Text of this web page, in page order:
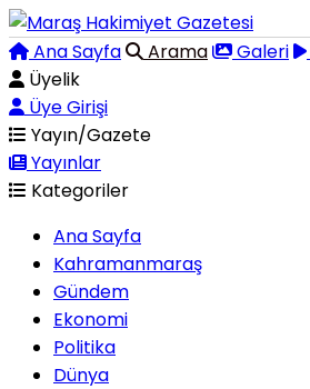
Ana Sayfa Arama Galeri
Üyelik
Üye Girişi
Yayın/Gazete
Yayınlar
Kategoriler
Ana Sayfa
Kahramanmaraş
Gündem
Ekonomi
Politika
Dünya